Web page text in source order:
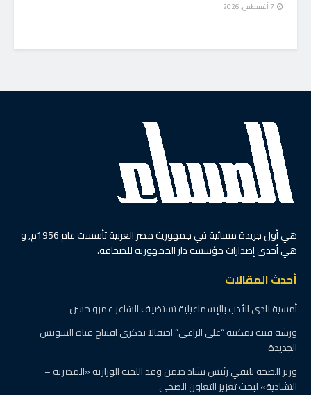
هي أول جريدة مسائية في جمهورية مصر العربية تأسست عام 1956م, و
هي أحدى إصدارات مؤسسة دار الجمهورية للصحافة.
أحدث المقالات
أمسية نادي الأدب بالإسماعيلية تستضيف الشاعر عمرو حسن
ورشة فنية بمكتبة “على الراعى” احتفالا بذكرى افتتاح قناة السويس
الجديدة
وزير الصحة يلتقي رئيس تشاد ضمن وفد اللجنة الوزارية «المصرية –
التشادية» لبحث تعزيز التعاون الصحي